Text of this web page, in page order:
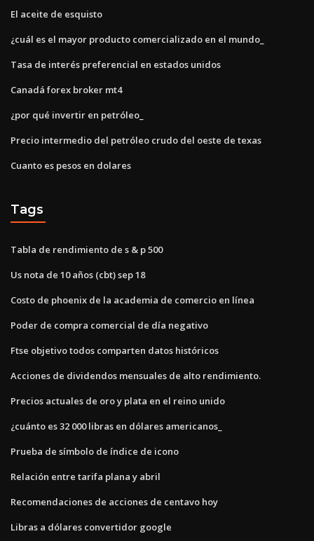
El aceite de esquisto
¿cuál es el mayor producto comercializado en el mundo_
Tasa de interés preferencial en estados unidos
Canadá forex broker mt4
¿por qué invertir en petróleo_
Precio intermedio del petróleo crudo del oeste de texas
Cuanto es pesos en dolares
Tags
Tabla de rendimiento de s & p 500
Us nota de 10 años (cbt) sep 18
Costo de phoenix de la academia de comercio en línea
Poder de compra comercial de día negativo
Ftse objetivo todos comparten datos históricos
Acciones de dividendos mensuales de alto rendimiento.
Precios actuales de oro y plata en el reino unido
¿cuánto es 32 000 libras en dólares americanos_
Prueba de símbolo de índice de icono
Relación entre tarifa plana y abril
Recomendaciones de acciones de centavo hoy
Libras a dólares convertidor google